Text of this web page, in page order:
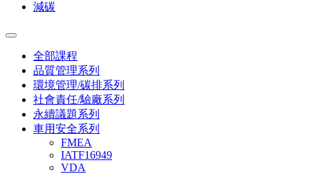
減碳
全部課程
品質管理系列
環境管理/碳排系列
社會責任/驗廠系列
永續議題系列
車用安全系列
FMEA
IATF16949
VDA